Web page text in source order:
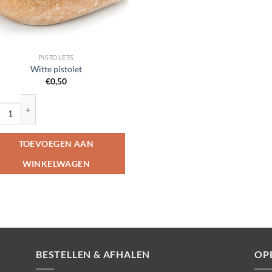
PISTOLETS
Witte pistolet
€0,50
TOEVOEGEN AAN
WINKELWAGEN
BESTELLEN & AFHALEN